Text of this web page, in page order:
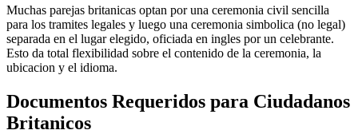
Muchas parejas britanicas optan por una ceremonia civil sencilla
para los tramites legales y luego una ceremonia simbolica (no legal)
separada en el lugar elegido, oficiada en ingles por un celebrante.
Esto da total flexibilidad sobre el contenido de la ceremonia, la
ubicacion y el idioma.
Documentos Requeridos para Ciudadanos
Britanicos